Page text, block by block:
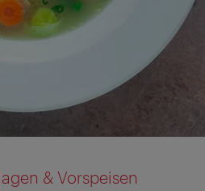
& Vorspeisen